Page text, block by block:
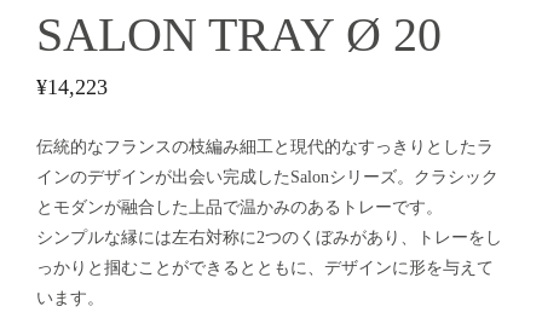
SALON TRAY Ø 20
¥14,223
伝統的なフランスの枝編み細工と現代的なすっきりとしたラ
インのデザインが出会い完成したSalonシリーズ。クラシック
とモダンが融合した上品で温かみのあるトレーです。
シンプルな縁には左右対称に2つのくぼみがあり、トレーをし
っかりと掴むことができるとともに、デザインに形を与えて
います。